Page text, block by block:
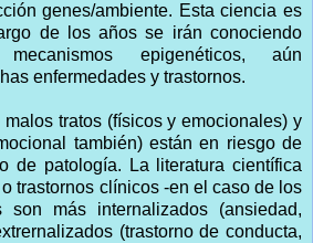
genes/ambiente. Esta ciencia es
de los años se irán conociendo
epigenéticos, aún
enfermedades y trastornos.
tratos (físicos y emocionales) y
también) están en riesgo de
de patología. La literatura científica
trastornos clínicos -en el caso de los
más internalizados (ansiedad,
(trastorno de conducta,